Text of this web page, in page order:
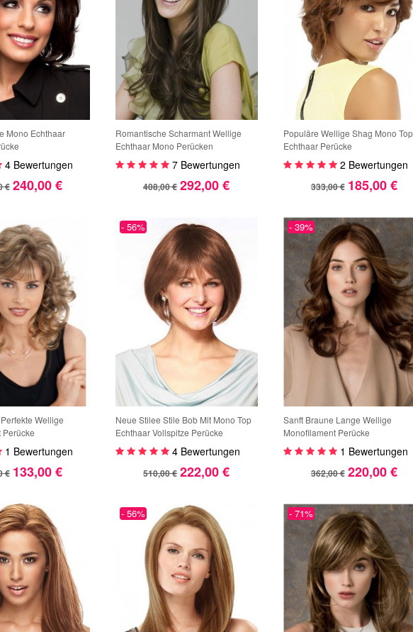
Mono Echthaar
4 Bewertungen
€ 240,00 €
Romantische Scharmant Wellige
Echthaar Mono Perücken
7 Bewertungen
408,00 € 292,00 €
Populäre Wellige Shag Mono Top
Echthaar Perücke
2 Bewertungen
333,00 € 185,00 €
Wellige
Perücke
1 Bewertungen
€ 133,00 €
Neue Stilee Stile Bob Mit Mono Top
Echthaar Vollspitze Perücke
4 Bewertungen
510,00 € 222,00 €
- 56%
Sanft Braune Lange Wellige
Monofilament Perücke
1 Bewertungen
362,00 € 220,00 €
- 39%
- 56% - 71%